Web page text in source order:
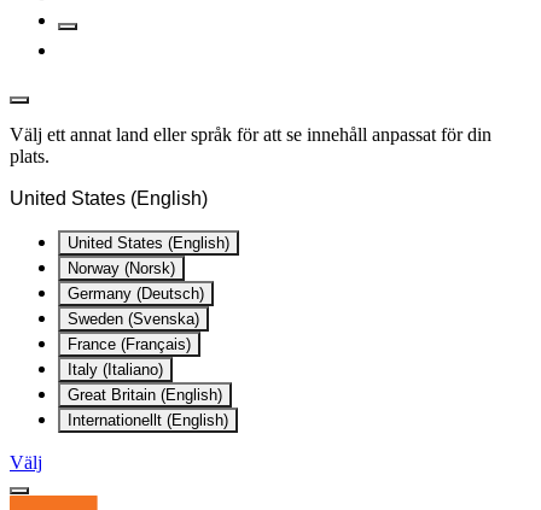
Välj ett annat land eller språk för att se innehåll anpassat för din
plats.
United States (English)
United States (English)
Norway (Norsk)
Germany (Deutsch)
Sweden (Svenska)
France (Français)
Italy (Italiano)
Great Britain (English)
Internationellt (English)
Välj